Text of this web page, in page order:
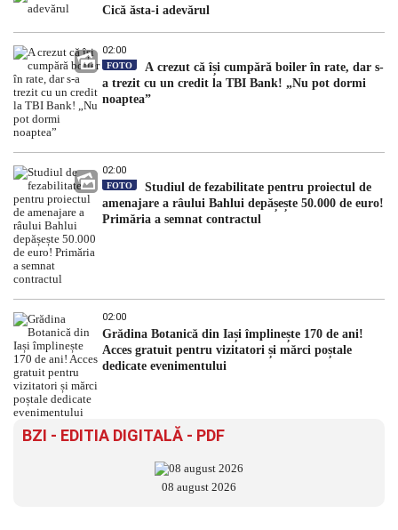
Cică ăsta-i adevărul
02:00
FOTO
A crezut că își cumpără boiler în rate, dar s-
a trezit cu un credit la TBI Bank! „Nu pot dormi
noaptea”
02:00
FOTO
Studiul de fezabilitate pentru proiectul de
amenajare a râului Bahlui depășește 50.000 de euro!
Primăria a semnat contractul
02:00
Grădina Botanică din Iași împlinește 170 de ani!
Acces gratuit pentru vizitatori și mărci poștale
dedicate evenimentului
BZI - EDITIA DIGITALĂ - PDF
08 august 2026